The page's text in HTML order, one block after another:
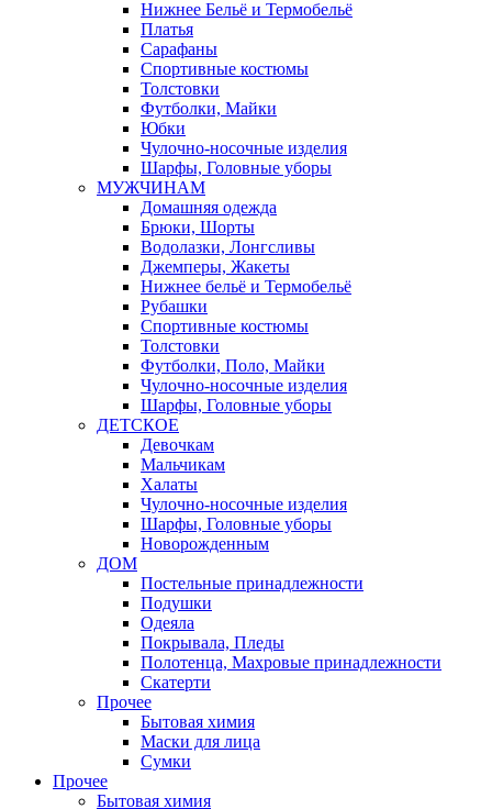
Нижнее Бельё и Термобельё
Платья
Сарафаны
Спортивные костюмы
Толстовки
Футболки, Майки
Юбки
Чулочно-носочные изделия
Шарфы, Головные уборы
МУЖЧИНАМ
Домашняя одежда
Брюки, Шорты
Водолазки, Лонгсливы
Джемперы, Жакеты
Нижнее бельё и Термобельё
Рубашки
Спортивные костюмы
Толстовки
Футболки, Поло, Майки
Чулочно-носочные изделия
Шарфы, Головные уборы
ДЕТСКОЕ
Девочкам
Мальчикам
Халаты
Чулочно-носочные изделия
Шарфы, Головные уборы
Новорожденным
ДОМ
Постельные принадлежности
Подушки
Одеяла
Покрывала, Пледы
Полотенца, Махровые принадлежности
Скатерти
Прочее
Бытовая химия
Маски для лица
Сумки
Прочее
Бытовая химия